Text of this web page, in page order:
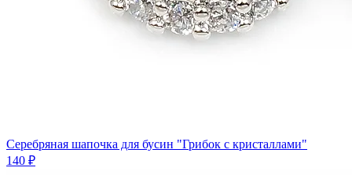
Серебряная шапочка для бусин "Грибок с кристаллами"
140 ₽